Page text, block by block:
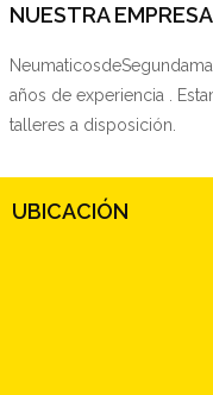
NUESTRA EMPRESA
años de experiencia .
talleres a disposición.
UBICACIÓN